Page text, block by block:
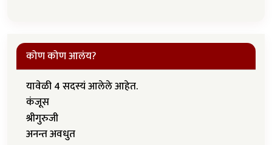
कोण कोण आलंय?
यावेळी 4 सदस्यं आलेले आहेत.
कंजूस
श्रीगुरुजी
अनन्त अवधुत